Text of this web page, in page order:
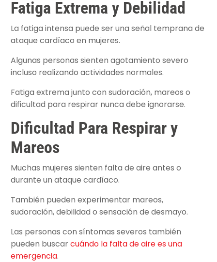
Fatiga Extrema y Debilidad
La fatiga intensa puede ser una señal temprana de
ataque cardíaco en mujeres.
Algunas personas sienten agotamiento severo
incluso realizando actividades normales.
Fatiga extrema junto con sudoración, mareos o
dificultad para respirar nunca debe ignorarse.
Dificultad Para Respirar y
Mareos
Muchas mujeres sienten falta de aire antes o
durante un ataque cardíaco.
También pueden experimentar mareos,
sudoración, debilidad o sensación de desmayo.
Las personas con síntomas severos también
pueden buscarcuándo la falta de aire es una
emergencia.